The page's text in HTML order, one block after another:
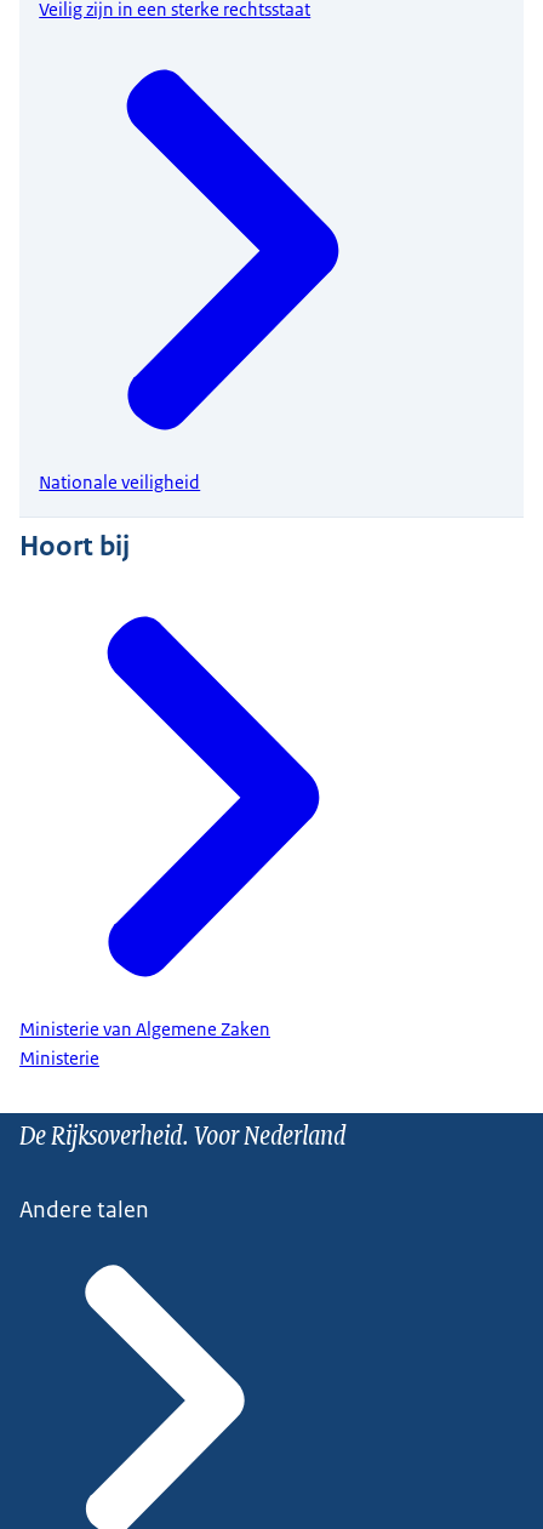
Veilig zijn in een sterke rechtsstaat
Nationale veiligheid
Hoort bij
Ministerie van Algemene Zaken
Ministerie
De Rijksoverheid. Voor Nederland
Andere talen